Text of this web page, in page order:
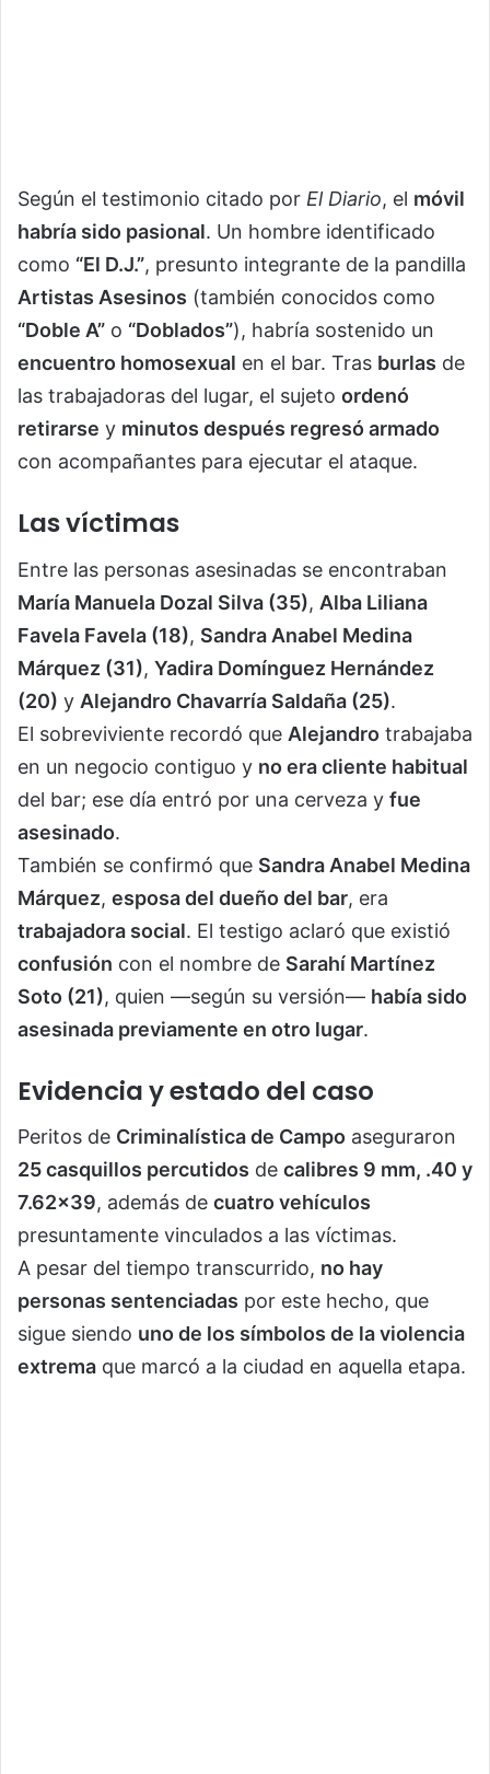
Según el testimonio citado por El Diario, el móvil
habría sido pasional. Un hombre identificado
como “El D.J.”, presunto integrante de la pandilla
Artistas Asesinos (también conocidos como
“Doble A” o “Doblados”), habría sostenido un
encuentro homosexual en el bar. Tras burlas de
las trabajadoras del lugar, el sujeto ordenó
retirarse y minutos después regresó armado
con acompañantes para ejecutar el ataque.
Las víctimas
Entre las personas asesinadas se encontraban
María Manuela Dozal Silva (35), Alba Liliana
Favela Favela (18), Sandra Anabel Medina
Márquez (31), Yadira Domínguez Hernández
(20) y Alejandro Chavarría Saldaña (25).
El sobreviviente recordó que Alejandro trabajaba
en un negocio contiguo y no era cliente habitual
del bar; ese día entró por una cerveza y fue
asesinado.
También se confirmó que Sandra Anabel Medina
Márquez, esposa del dueño del bar, era
trabajadora social. El testigo aclaró que existió
confusión con el nombre de Sarahí Martínez
Soto (21), quien —según su versión— había sido
asesinada previamente en otro lugar.
Evidencia y estado del caso
Peritos de Criminalística de Campo aseguraron
25 casquillos percutidos de calibres 9 mm, .40 y
7.62×39, además de cuatro vehículos
presuntamente vinculados a las víctimas.
A pesar del tiempo transcurrido, no hay
personas sentenciadas por este hecho, que
sigue siendo uno de los símbolos de la violencia
extrema que marcó a la ciudad en aquella etapa.